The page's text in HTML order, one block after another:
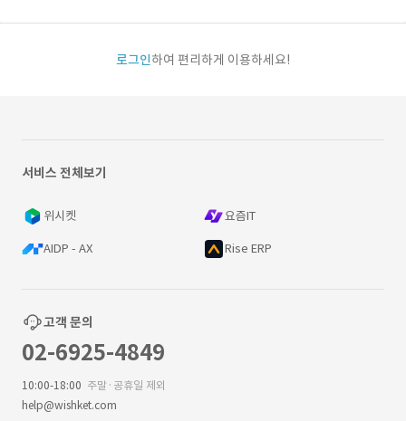
로그인하여 편리하게 이용하세요!
서비스 전체보기
위시켓 요즘IT
AIDP - AX Rise ERP
고객 문의
02-6925-4849
10:00-18:00 주말·공휴일 제외
help@wishket.com